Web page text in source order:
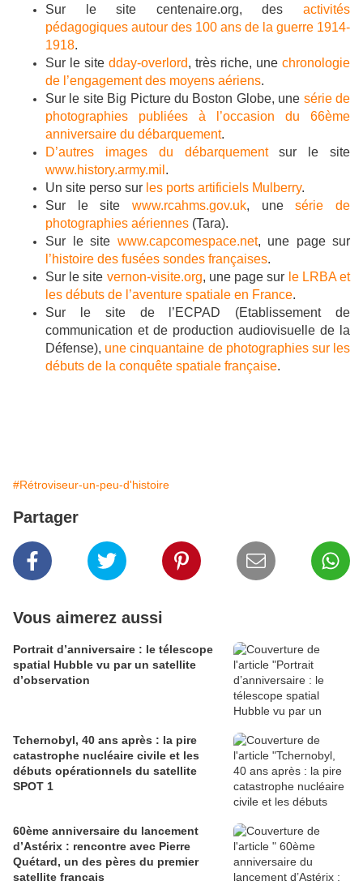
Sur le site centenaire.org, des activités
pédagogiques autour des 100 ans de la guerre 1914-
1918.
Sur le site dday-overlord, très riche, une chronologie
de l’engagement des moyens aériens.
Sur le site Big Picture du Boston Globe, une série de
photographies publiées à l’occasion du 66ème
anniversaire du débarquement.
D’autres images du débarquementsur le site
www.history.army.mil .
Un site perso sur les ports artificiels Mulberry.
Sur le site www.rcahms.gov.uk, unesérie de
photographies aériennes (Tara).
Sur le site www.capcomespace.net, une page sur
l’histoire des fusées sondes françaises.
Sur le site vernon-visite.org, une page sur le LRBA et
les débuts de l’aventure spatiale en France.
Sur le site de l’ECPAD (Etablissement de
communication et de production audiovisuelle de la
Défense), une cinquantaine de photographies sur les
débuts de la conquête spatiale française.
#Rétroviseur-un-peu-d'histoire
Partager
Vous aimerez aussi
Portrait d’anniversaire : le télescope
spatial Hubble vu par un satellite
d’observation
Tchernobyl, 40 ans après : la pire
catastrophe nucléaire civile et les
débuts opérationnels du satellite
SPOT 1
60ème anniversaire du lancement
d’Astérix : rencontre avec Pierre
Quétard, un des pères du premier
satellite français